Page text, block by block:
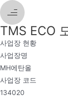
콘
텐
로
건
너
뛰
기
TMS ECO
사업장 현황
사업장명
MH에탄올
사업장 코드
134020